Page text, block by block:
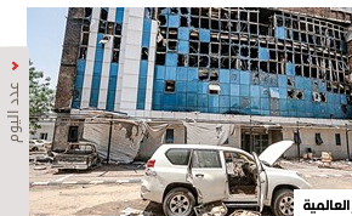
عدد اليوم
العالمية